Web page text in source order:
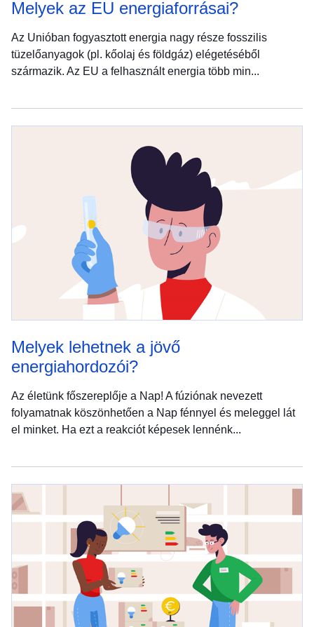
Melyek az EU energiaforrásai?
Az Unióban fogyasztott energia nagy része fosszilis
tüzelőanyagok (pl. kőolaj és földgáz) elégetéséből
származik. Az EU a felhasznált energia több min...
Melyek lehetnek a jövő
energiahordozói?
Az életünk főszereplője a Nap! A fúziónak nevezett
folyamatnak köszönhetően a Nap fénnyel és meleggel lát
el minket. Ha ezt a reakciót képesek lennénk...